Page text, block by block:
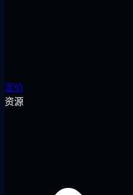
定价
资源